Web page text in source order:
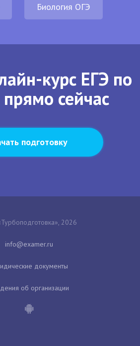
Биология ОГЭ
курс ЕГЭ по
сейчас
подготовку
2026
документы
об организации